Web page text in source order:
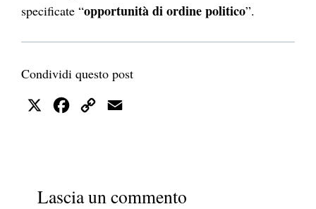
specificate “opportunità di ordine politico”.
Condividi questo post
X FacebookCopy
Lascia un commento